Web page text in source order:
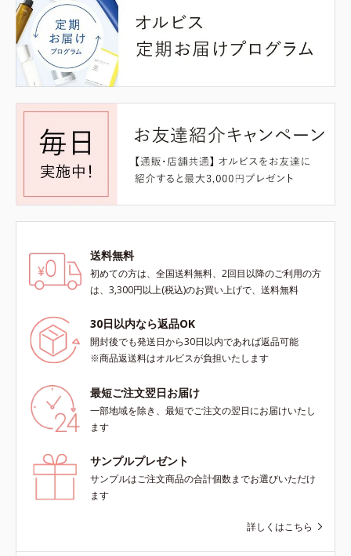
送料無料
初めての方は、全国送料無料、2回目以降のご利用の方
は、3,300円以上(税込)のお買い上げで、送料無料
30日以内なら返品OK
開封後でも発送日から30日以内であれば返品可能
※商品返送料はオルビスが負担いたします
最短ご注文翌日お届け
一部地域を除き、最短でご注文の翌日にお届けいたし
ます
サンプルプレゼント
サンプルはご注文商品の合計個数までお選びいただけ
ます
詳しくはこちら